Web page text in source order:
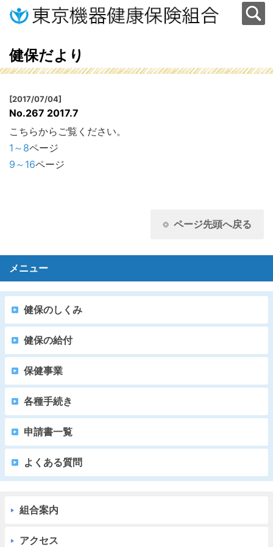
健保だより
[2017/07/04]
No.267 2017.7
こちらからご覧ください。
1～8ページ
9～16ページ
ページ先頭へ戻る
メニュー
健保のしくみ
健保の給付
保健事業
各種手続き
申請書一覧
よくある質問
組合案内
アクセス